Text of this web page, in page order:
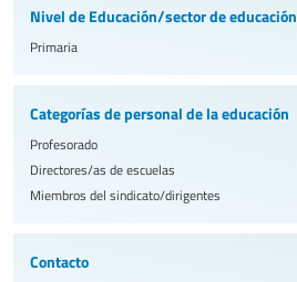
Nivel de Educación/sector de educación
Primaria
Categorías de personal de la educación
Profesorado
Directores/as de escuelas
Miembros del sindicato/dirigentes
Contacto